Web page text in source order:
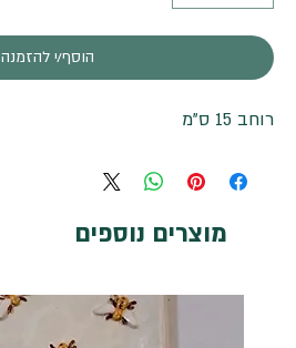
הוסף/י להזמנה
רוחב 15 ס"מ
מוצרים נוספים